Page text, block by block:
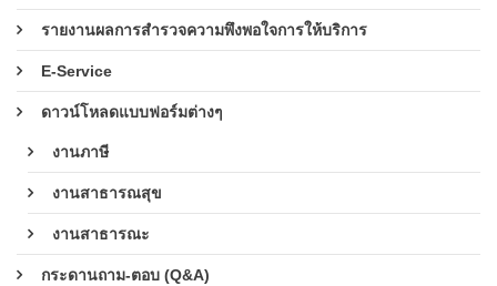
รายงานผลการสำรวจความพึงพอใจการให้บริการ
E-Service
ดาวน์โหลดแบบฟอร์มต่างๆ
งานภาษี
งานสาธารณสุข
งานสาธารณะ
กระดานถาม-ตอบ (Q&A)